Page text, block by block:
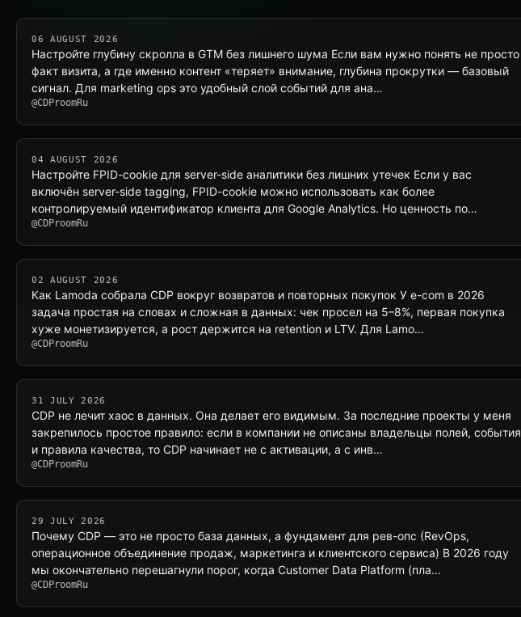
06 AUGUST 2026
Настройте глубину скролла в GTM без лишнего шума Если вам нужно понять не просто
факт визита, а где именно контент «теряет» внимание, глубина прокрутки — базовый
сигнал. Для marketing ops это удобный слой событий для ана…
@CDProomRu
04 AUGUST 2026
Настройте FPID-cookie для server-side аналитики без лишних утечек Если у вас
включён server-side tagging, FPID-cookie можно использовать как более
контролируемый идентификатор клиента для Google Analytics. Но ценность по…
@CDProomRu
02 AUGUST 2026
Как Lamoda собрала CDP вокруг возвратов и повторных покупок У e-com в 2026
задача простая на словах и сложная в данных: чек просел на 5–8%, первая покупка
хуже монетизируется, а рост держится на retention и LTV. Для Lamo…
@CDProomRu
31 JULY 2026
CDP не лечит хаос в данных. Она делает его видимым. За последние проекты у меня
закрепилось простое правило: если в компании не описаны владельцы полей, события
и правила качества, то CDP начинает не с активации, а с инв…
@CDProomRu
29 JULY 2026
Почему CDP — это не просто база данных, а фундамент для рев-опс (RevOps,
операционное объединение продаж, маркетинга и клиентского сервиса) В 2026 году
мы окончательно перешагнули порог, когда Customer Data Platform (пла…
@CDProomRu